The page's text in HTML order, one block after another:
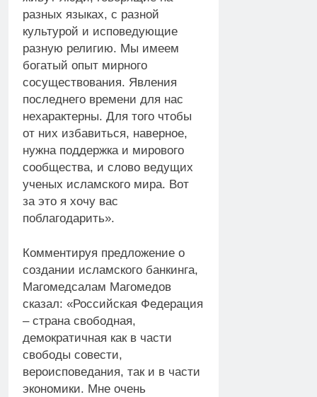
разных языках, с разной
культурой и исповедующие
разную религию. Мы имеем
богатый опыт мирного
сосуществования. Явления
последнего времени для нас
нехарактерны. Для того чтобы
от них избавиться, наверное,
нужна поддержка и мирового
сообщества, и слово ведущих
ученых исламского мира. Вот
за это я хочу вас
поблагодарить».
Комментируя предложение о
создании исламского банкинга,
Магомедсалам Магомедов
сказал: «Российская Федерация
– страна свободная,
демократичная как в части
свободы совести,
вероисповедания, так и в части
экономики. Мне очень